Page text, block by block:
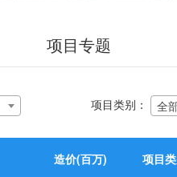
项目专题
项目类别： 全
造价(百万) 项目